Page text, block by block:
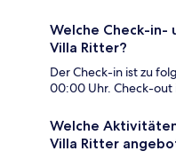
Welche Check-
Villa Ritter?
Der Check-in ist zu
00:00 Uhr. Check-out
Welche
Villa Ritter